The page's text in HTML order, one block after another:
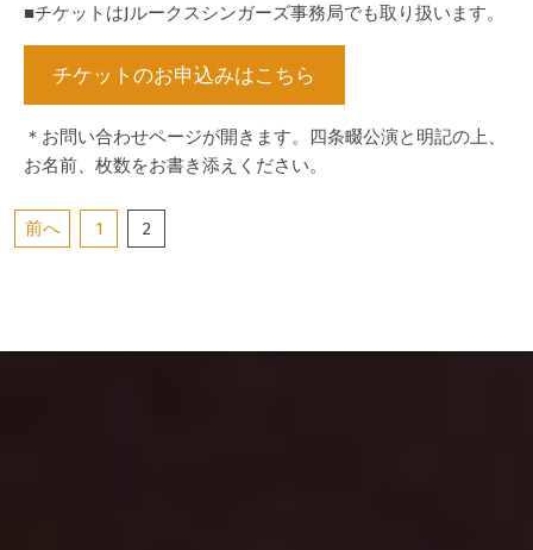
■チケットはJルークスシンガーズ事務局でも取り扱います。
チケットのお申込みはこちら
＊お問い合わせページが開きます。四条畷公演と明記の上、
お名前、枚数をお書き添えください。
投
ペ
前へ 1 2